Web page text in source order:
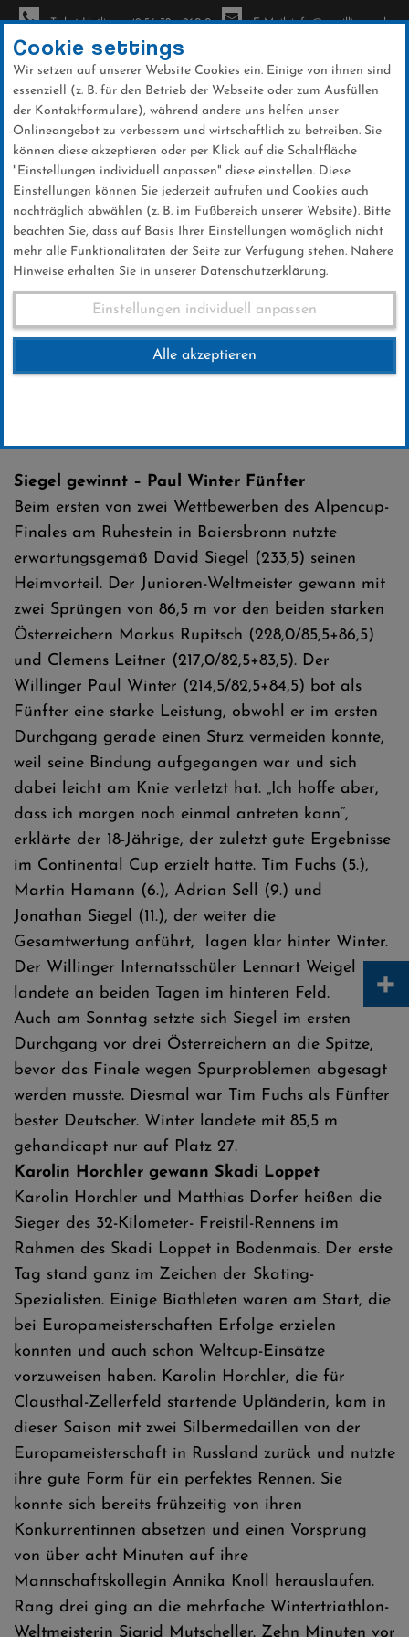
Direkt
zum
Inhalt
Ticket-Hotline: +49 56 32 - 960-0 E-Mail: info@sc-willingen.de
News
Club-News 20.03.2016
20 .März 2016
Siegel gewinnt – Paul Winter Fünfter
Beim ersten von zwei Wettbewerben des Alpencup-
Finales am Ruhestein in Baiersbronn nutzte
erwartungsgemäß David Siegel (233,5) seinen
Heimvorteil. Der Junioren-Weltmeister gewann mit
zwei Sprüngen von 86,5 m vor den beiden starken
Österreichern Markus Rupitsch (228,0/85,5+86,5)
und Clemens Leitner (217,0/82,5+83,5). Der
Willinger Paul Winter (214,5/82,5+84,5) bot als
Fünfter eine starke Leistung, obwohl er im ersten
Durchgang gerade einen Sturz vermeiden konnte,
weil seine Bindung aufgegangen war und sich
dabei leicht am Knie verletzt hat. „Ich hoffe aber,
dass ich morgen noch einmal antreten kann“,
erklärte der 18-Jährige, der zuletzt gute Ergebnisse
im Continental Cup erzielt hatte. Tim Fuchs (5.),
Martin Hamann (6.), Adrian Sell (9.) und
Jonathan Siegel (11.), der weiter die
Gesamtwertung anführt, lagen klar hinter Winter.
Der Willinger Internatsschüler Lennart Weigel
landete an beiden Tagen im hinteren Feld.
Auch am Sonntag setzte sich Siegel im ersten
Durchgang vor drei Österreichern an die Spitze,
bevor das Finale wegen Spurproblemen abgesagt
werden musste. Diesmal war Tim Fuchs als Fünfter
bester Deutscher. Winter landete mit 85,5 m
gehandicapt nur auf Platz 27.
Karolin Horchler gewann Skadi Loppet
Karolin Horchler und Matthias Dorfer heißen die
Sieger des 32-Kilometer- Freistil-Rennens im
Rahmen des Skadi Loppet in Bodenmais. Der erste
Tag stand ganz im Zeichen der Skating-
Spezialisten. Einige Biathleten waren am Start, die
bei Europameisterschaften Erfolge erzielen
konnten und auch schon Weltcup-Einsätze
vorzuweisen haben. Karolin Horchler, die für
Clausthal-Zellerfeld startende Upländerin, kam in
dieser Saison mit zwei Silbermedaillen von der
Europameisterschaft in Russland zurück und nutzte
ihre gute Form für ein perfektes Rennen. Sie
konnte sich bereits frühzeitig von ihren
Konkurrentinnen absetzen und einen Vorsprung
von über acht Minuten auf ihre
Mannschaftskollegin Annika Knoll herauslaufen.
Rang drei ging an die mehrfache Wintertriathlon-
Weltmeisterin Sigrid Mutscheller. Zehn Minuten vor
Cookie settings
Wir setzen auf unserer Website Cookies ein. Einige von ihnen sind
essenziell (z. B. für den Betrieb der Webseite oder zum Ausfüllen
der Kontaktformulare), während andere uns helfen unser
Onlineangebot zu verbessern und wirtschaftlich zu betreiben. Sie
können diese akzeptieren oder per Klick auf die Schaltfläche
"Einstellungen individuell anpassen" diese einstellen. Diese
Einstellungen können Sie jederzeit aufrufen und Cookies auch
nachträglich abwählen (z. B. im Fußbereich unserer Website). Bitte
beachten Sie, dass auf Basis Ihrer Einstellungen womöglich nicht
mehr alle Funktionalitäten der Seite zur Verfügung stehen. Nähere
Hinweise erhalten Sie in unserer Datenschutzerklärung.
Einstellungen individuell anpassen
Alle akzeptieren
+